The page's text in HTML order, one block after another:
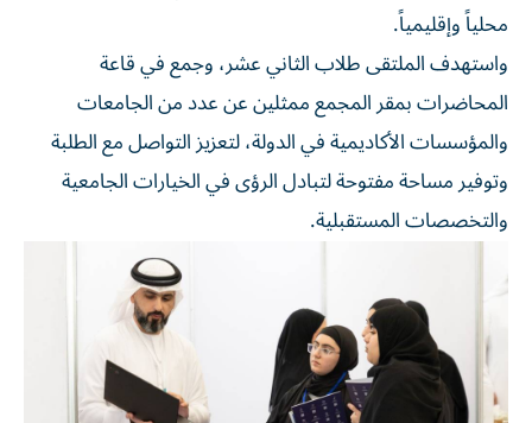
محلياً وإقليمياً.
واستهدف الملتقى طلاب الثاني عشر، وجمع في قاعة
المحاضرات بمقر المجمع ممثلين عن عدد من الجامعات
والمؤسسات الأكاديمية في الدولة، لتعزيز التواصل مع الطلبة
وتوفير مساحة مفتوحة لتبادل الرؤى في الخيارات الجامعية
والتخصصات المستقبلية.